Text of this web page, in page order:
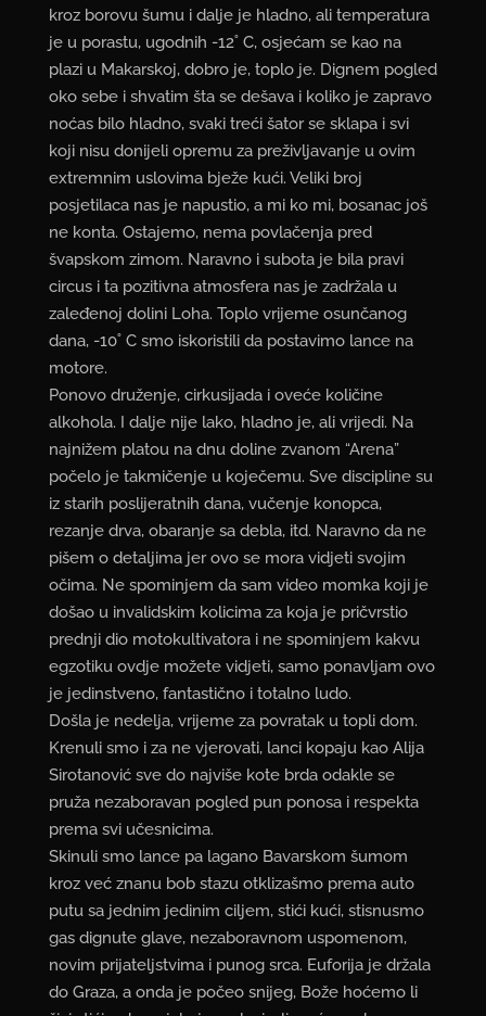
kroz borovu šumu i dalje je hladno, ali temperatura
je u porastu, ugodnih -12˚ C, osjećam se kao na
plazi u Makarskoj, dobro je, toplo je. Dignem pogled
oko sebe i shvatim šta se dešava i koliko je zapravo
noćas bilo hladno, svaki treći šator se sklapa i svi
koji nisu donijeli opremu za preživljavanje u ovim
extremnim uslovima bježe kući. Veliki broj
posjetilaca nas je napustio, a mi ko mi, bosanac još
ne konta. Ostajemo, nema povlačenja pred
švapskom zimom. Naravno i subota je bila pravi
circus i ta pozitivna atmosfera nas je zadržala u
zaleđenoj dolini Loha. Toplo vrijeme osunčanog
dana, -10˚ C smo iskoristili da postavimo lance na
motore.
Ponovo druženje, cirkusijada i oveće količine
alkohola. I dalje nije lako, hladno je, ali vrijedi. Na
najnižem platou na dnu doline zvanom “Arena”
počelo je takmičenje u koječemu. Sve discipline su
iz starih poslijeratnih dana, vučenje konopca,
rezanje drva, obaranje sa debla, itd. Naravno da ne
pišem o detaljima jer ovo se mora vidjeti svojim
očima. Ne spominjem da sam video momka koji je
došao u invalidskim kolicima za koja je pričvrstio
prednji dio motokultivatora i ne spominjem kakvu
egzotiku ovdje možete vidjeti, samo ponavljam ovo
je jedinstveno, fantastično i totalno ludo.
Došla je nedelja, vrijeme za povratak u topli dom.
Krenuli smo i za ne vjerovati, lanci kopaju kao Alija
Sirotanović sve do najviše kote brda odakle se
pruža nezaboravan pogled pun ponosa i respekta
prema svi učesnicima.
Skinuli smo lance pa lagano Bavarskom šumom
kroz već znanu bob stazu otklizašmo prema auto
putu sa jednim jedinim ciljem, stići kući, stisnusmo
gas dignute glave, nezaboravnom uspomenom,
novim prijateljstvima i punog srca. Euforija je držala
do Graza, a onda je počeo snijeg, Bože hoćemo li